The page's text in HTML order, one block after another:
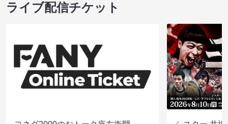
ライブ配信チケット